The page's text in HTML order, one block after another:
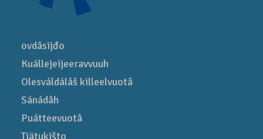
ovdâsijđo
Kuállejeijeeravvuuh
Olesváldálâš killeelvuotâ
Sánádâh
Puátteevuotâ
Tiätukišto